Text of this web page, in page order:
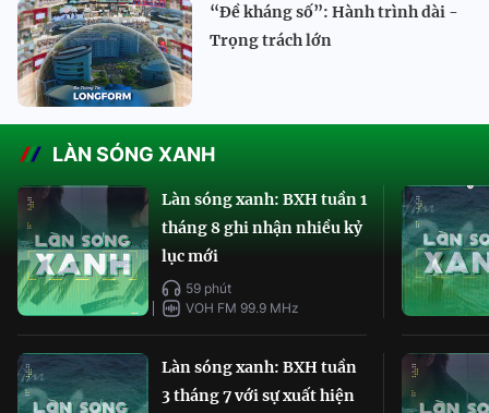
“Đề kháng số”: Hành trình dài -
Trọng trách lớn
LÀN SÓNG XANH
Làn sóng xanh: BXH tuần 1
tháng 8 ghi nhận nhiều kỷ
lục mới
59 phút
VOH FM 99.9 MHz
Làn sóng xanh: BXH tuần
3 tháng 7 với sự xuất hiện